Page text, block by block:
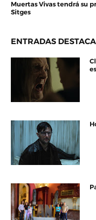
Muertas Vivas tendrá su
Sitges
ENTRADAS